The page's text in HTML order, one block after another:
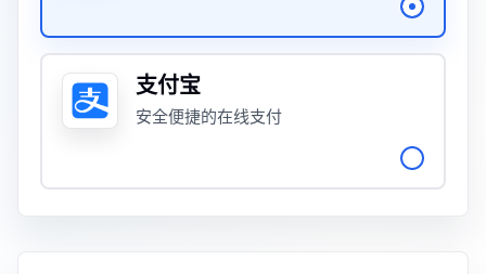
支付宝
安全便捷的在线支付